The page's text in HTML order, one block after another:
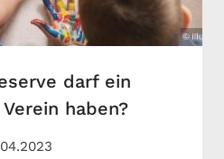
darf ein
haben?